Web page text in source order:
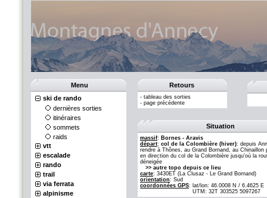
Menu
ski de rando
dernières sorties
itinéraires
sommets
raids
vtt
escalade
rando
trail
via ferrata
alpinisme
Retours
- tableau des sorties
- page précédente
Situation
massif: Bornes - Aravis
départ: col de la Colombière (hiver): depuis
rendre à Thônes, au Grand Bornand, au Chinaillon
en direction du col de la Colombière jusqu'où la
déneigée
>> autre topo depuis ce lieu
carte: 3430ET (La Clusaz - Le Grand Bornand)
orientation: Sud
coordonnées GPS: lat/lon: 46.0008 N / 6.4625 E
UTM: 32T 303525 5097267